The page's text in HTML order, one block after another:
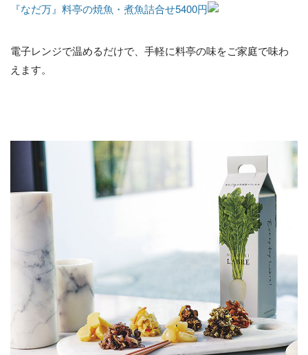
『なだ万』料亭の焼魚・煮魚詰合せ5400円
電子レンジで温めるだけで、手軽に料亭の味をご家庭で味わ
えます。